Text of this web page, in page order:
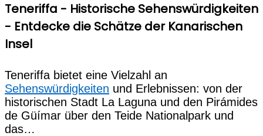
Teneriffa - Historische Sehenswürdigkeiten
- Entdecke die Schätze der Kanarischen
Insel
Teneriffa bietet eine Vielzahl an
Sehenswürdigkeiten und Erlebnissen: von der
historischen Stadt La Laguna und den Pirámides
de Güímar über den Teide Nationalpark und
das…